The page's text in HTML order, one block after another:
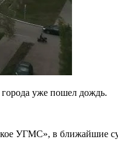
уже пошел дождь.
УГМС», в ближайшие